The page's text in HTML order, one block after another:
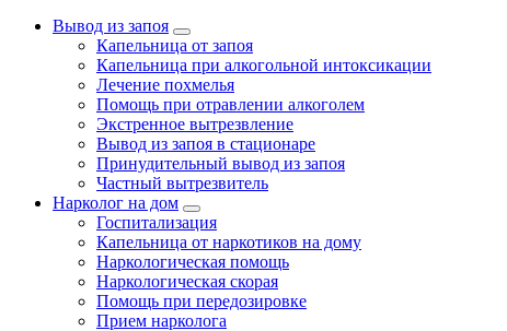
Вывод из запоя
Капельница от запоя
Капельница при алкогольной интоксикации
Лечение похмелья
Помощь при отравлении алкоголем
Экстренное вытрезвление
Вывод из запоя в стационаре
Принудительный вывод из запоя
Частный вытрезвитель
Нарколог на дом
Госпитализация
Капельница от наркотиков на дому
Наркологическая помощь
Наркологическая скорая
Помощь при передозировке
Прием нарколога